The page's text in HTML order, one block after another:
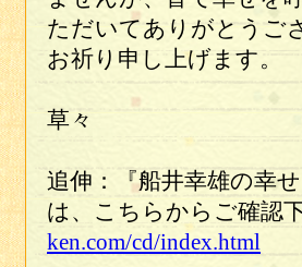
ただいてありがとうご
お祈り申し上げます。
草々
追伸：『船井幸雄の幸
は、こちらからご確
ken.com/cd/index.html